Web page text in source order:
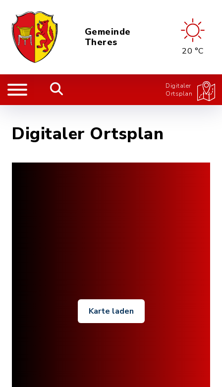
Gemeinde
Theres
20 °C
Digitaler
Ortsplan
Digitaler Ortsplan
Karte laden